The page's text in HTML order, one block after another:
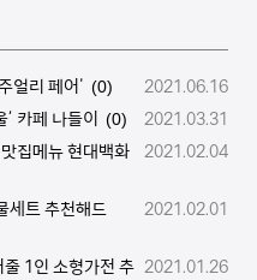
얼리 페어' (0)
2021.06.16
카페 나들이
(0)
2021.03.31
집메뉴 현대백화
2021.02.04
세트 추천해드
2021.02.01
1인 소형가전 추 2021.01.26